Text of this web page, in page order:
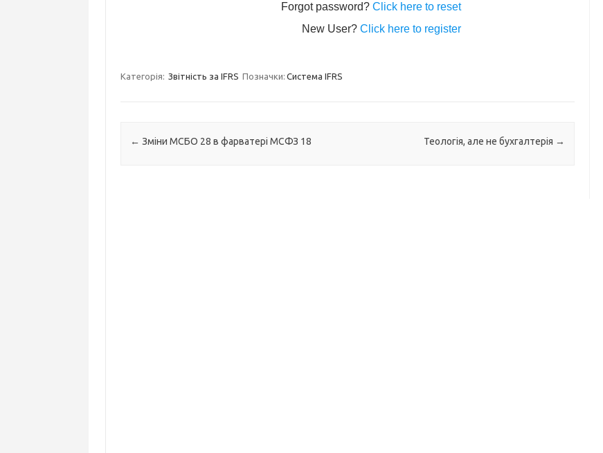
Forgot password? Click here to reset
New User? Click here to register
Категорія: Звітність за IFRS Позначки: Система IFRS
Навігація по запису
← Зміни МСБО 28 в фарватері МСФЗ 18 Теологія, але не бухгалтерія →